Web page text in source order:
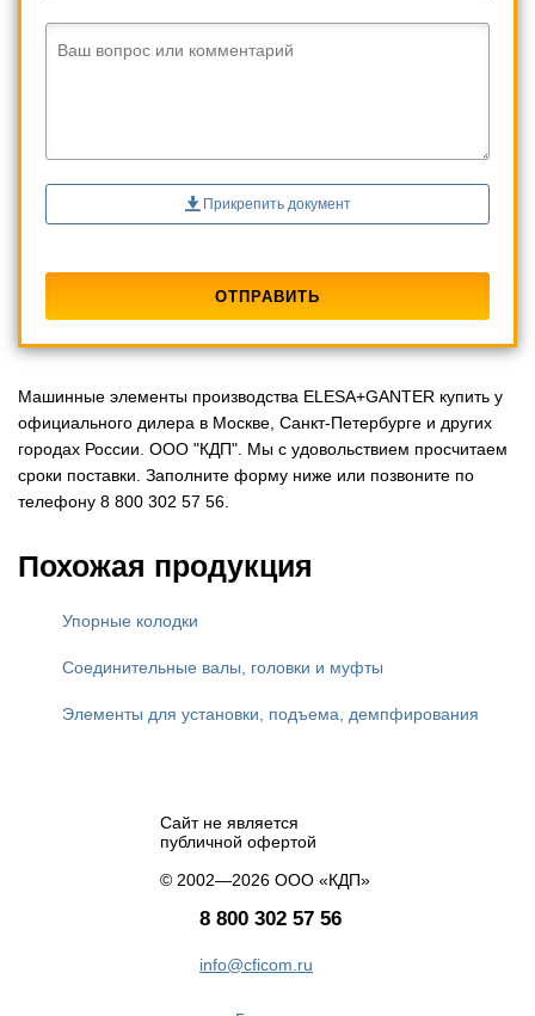
Ваш вопрос или комментарий
Прикрепить документ
Машинные элементы производства ELESA+GANTER купить у
официального дилера в Москве, Санкт-Петербурге и других
городах России. ООО "КДП". Мы с удовольствием просчитаем
сроки поставки. Заполните форму ниже или позвоните по
телефону 8 800 302 57 56.
Похожая продукция
Упорные колодки
Соединительные валы, головки и муфты
Элементы для установки, подъема, демпфирования
Сайт не является
публичной офертой
© 2002—2026 ООО «КДП»
8 800 302 57 56
info@cficom.ru